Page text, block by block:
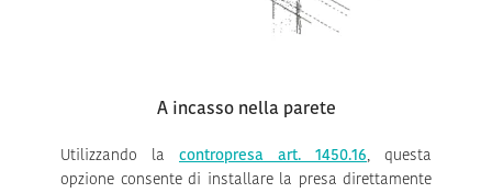
A incasso nella parete
Utilizzando la contropresa art. 1450.16, questa
opzione consente di installare la presa direttamente